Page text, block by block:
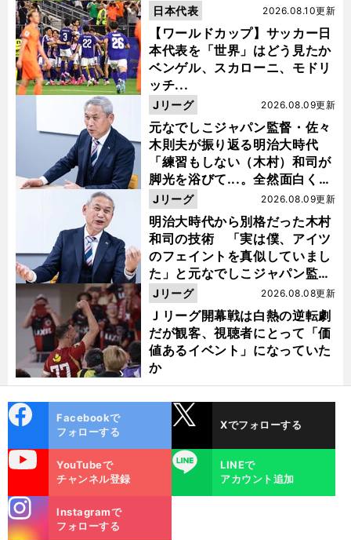
【ワールドカップ】サッカー日
本代表を「世界」はどう見たか
ベンゲル、スカローニ、モドリ
ッチ...
2026.08.10更新
日本代表
元なでしこジャパン監督・佐々
木則夫が振り返る明治大時代
「練習もしない（木村）和司が
脚光を浴びて...。全然面白くな
い４年間でした」
2026.08.09更新
Jリーグ
明治大時代から別格だった木村
和司の技術 「実は僕、アイツ
のフェイントを真似していまし
た」と元なでしこジャパン監
督・佐々木則夫
2026.08.09更新
Jリーグ
Ｊリーグ開幕戦は白熱の逆転劇
だが観客、視聴者にとって「価
値あるイベント」になっていた
か
2026.08.08更新
Jリーグ
ok
Facebookで
フォローする
Xでフォローする
YouTubeで
チャンネル登録
LINE
LINEで
アカウント追加
m
Instagramで
フォローする